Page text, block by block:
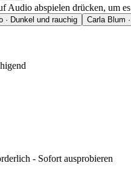
Audio abspielen drücken, um
· Dunkel und rauchig Carla Blum
- Sofort ausprobieren